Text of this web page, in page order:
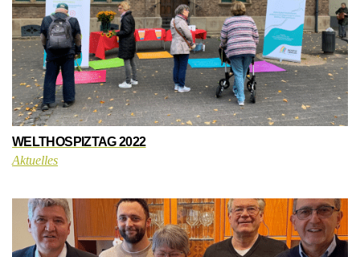
WELTHOSPIZTAG 2022
Aktuelles